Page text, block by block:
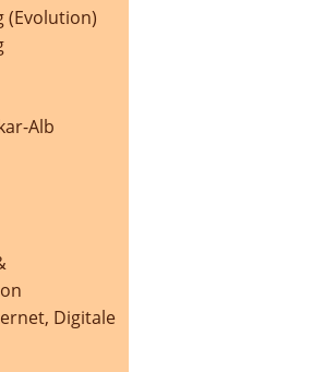
(Evolution)
Alb
Digitale